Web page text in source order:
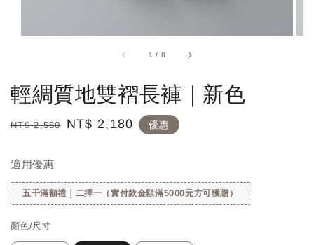
1 / 8
輕綢質地雙褶長褲｜新色
Regular
NT$ 2,580
Sale
NT$ 2,180 優惠
適用優惠
五千滿額禮｜二擇一（實付款金額滿5000元方可獲贈）
顏色/尺寸